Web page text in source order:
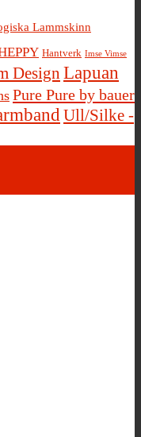
Lammskinn
Hantverk Imse Vimse
Design Lapuan
Pure Pure by bauer
Ull/Silke -